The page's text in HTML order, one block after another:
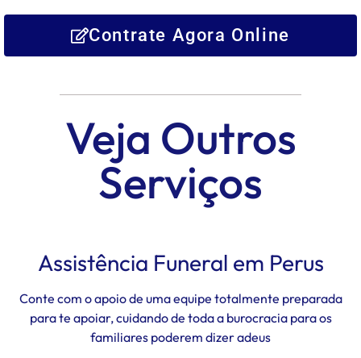
Contrate Agora Online
Veja Outros
Serviços
Assistência Funeral em Perus
Conte com o apoio de uma equipe totalmente preparada
para te apoiar, cuidando de toda a burocracia para os
familiares poderem dizer adeus